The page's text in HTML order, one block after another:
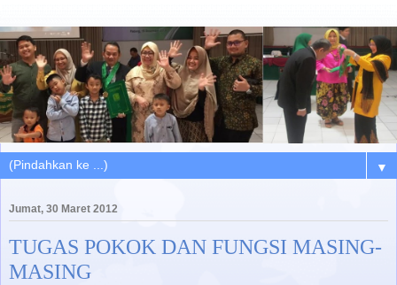
▼
Jumat, 30 Maret 2012
TUGAS POKOK DAN FUNGSI MASING-
MASING